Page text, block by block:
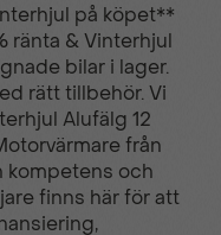
passagerare
på köpet**
ränta & Vinterhjul
bilar i lager.
rätt tillbehör. Vi
Alufälg 12
från
kompetens och
finns här för att